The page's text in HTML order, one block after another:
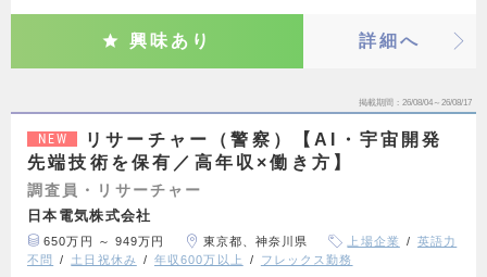
興味あり 詳細へ
掲載期間 26/08/04～26/08/17
NEW
リサーチャー（警察）【AI・宇宙開発
先端技術を保有／高年収×働き方】
調査員・リサーチャー
日本電気株式会社
650万円 ～ 949万円 東京都、神奈川県 上場企業
英語力
不問
土日祝休み 年収600万以上 フレックス勤務